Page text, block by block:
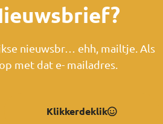
nieuwsbr… ehh, mailtje. Als
met dat e- mailadres.
Klikkerdeklik